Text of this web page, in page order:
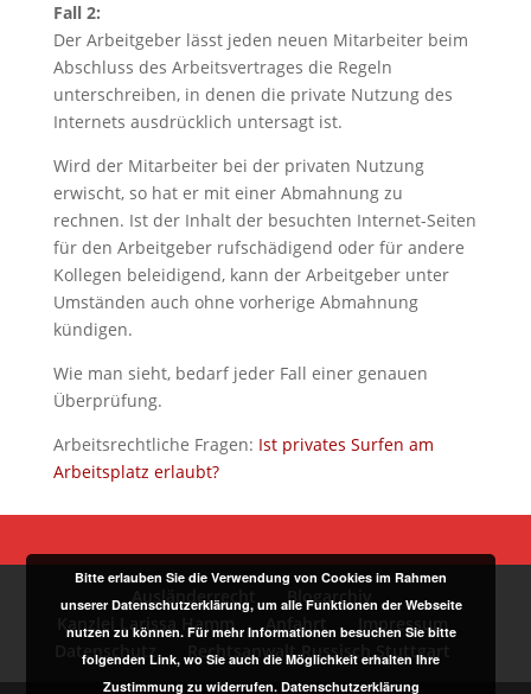
Fall 2:
Der Arbeitgeber lässt jeden neuen Mitarbeiter beim
Abschluss des Arbeitsvertrages die Regeln
unterschreiben, in denen die private Nutzung des
Internets ausdrücklich untersagt ist.
Wird der Mitarbeiter bei der privaten Nutzung
erwischt, so hat er mit einer Abmahnung zu
rechnen. Ist der Inhalt der besuchten Internet-Seiten
für den Arbeitgeber rufschädigend oder für andere
Kollegen beleidigend, kann der Arbeitgeber unter
Umständen auch ohne vorherige Abmahnung
kündigen.
Wie man sieht, bedarf jeder Fall einer genauen
Überprüfung.
Arbeitsrechtliche Fragen: Ist privates Surfen am
Arbeitsplatz erlaubt?
Ausländerrecht
Blogarchiv
Kanzlei Larissa Hamm
Anfahrt
Impressum
Datenschutz
Rechtsanwalt Russisch Stuttgart
Bitte erlauben Sie die Verwendung von Cookies im Rahmen
unserer Datenschutzerklärung, um alle Funktionen der Webseite
nutzen zu können. Für mehr Informationen besuchen Sie bitte
folgenden Link, wo Sie auch die Möglichkeit erhalten Ihre
Zustimmung zu widerrufen. Datenschutzerklärung